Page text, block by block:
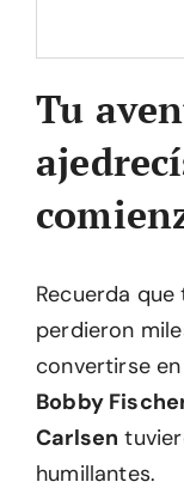
Tu
Recuerda
perdieron
convertirse
Bobby
Carlsen
humillantes.